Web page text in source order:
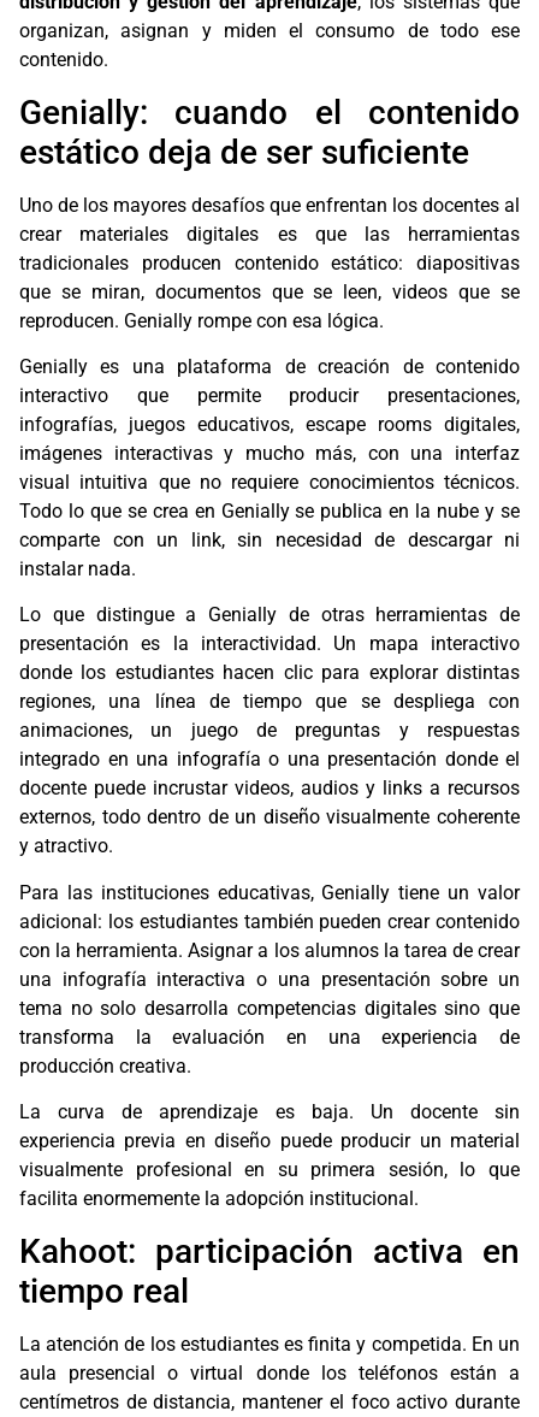
organizan, asignan y miden el consumo de todo ese
contenido.
Genially: cuando el contenido
estático deja de ser suficiente
Uno de los mayores desafíos que enfrentan los docentes al
crear materiales digitales es que las herramientas
tradicionales producen contenido estático: diapositivas
que se miran, documentos que se leen, videos que se
reproducen. Genially rompe con esa lógica.
Genially es una plataforma de creación de contenido
interactivo que permite producir presentaciones,
infografías, juegos educativos, escape rooms digitales,
imágenes interactivas y mucho más, con una interfaz
visual intuitiva que no requiere conocimientos técnicos.
Todo lo que se crea en Genially se publica en la nube y se
comparte con un link, sin necesidad de descargar ni
instalar nada.
Lo que distingue a Genially de otras herramientas de
presentación es la interactividad. Un mapa interactivo
donde los estudiantes hacen clic para explorar distintas
regiones, una línea de tiempo que se despliega con
animaciones, un juego de preguntas y respuestas
integrado en una infografía o una presentación donde el
docente puede incrustar videos, audios y links a recursos
externos, todo dentro de un diseño visualmente coherente
y atractivo.
Para las instituciones educativas, Genially tiene un valor
adicional: los estudiantes también pueden crear contenido
con la herramienta. Asignar a los alumnos la tarea de crear
una infografía interactiva o una presentación sobre un
tema no solo desarrolla competencias digitales sino que
transforma la evaluación en una experiencia de
producción creativa.
La curva de aprendizaje es baja. Un docente sin
experiencia previa en diseño puede producir un material
visualmente profesional en su primera sesión, lo que
facilita enormemente la adopción institucional.
Kahoot: participación activa en
tiempo real
La atención de los estudiantes es finita y competida. En un
aula presencial o virtual donde los teléfonos están a
centímetros de distancia, mantener el foco activo durante